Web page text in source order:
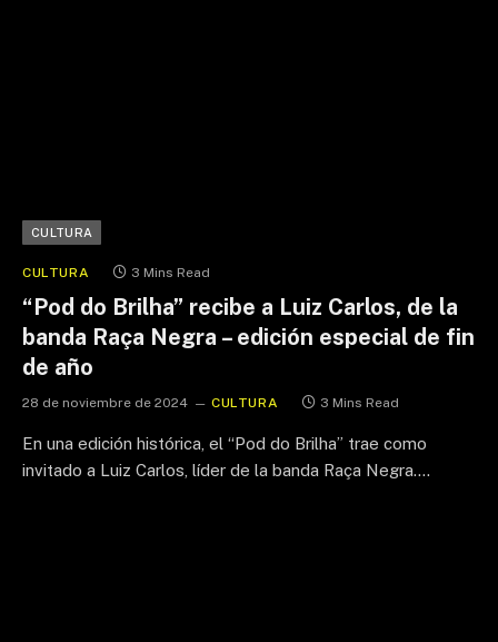
CULTURA
CULTURA 3 Mins Read
“Pod do Brilha” recibe a Luiz Carlos, de la
banda Raça Negra – edición especial de fin
de año
28 de noviembre de 2024 CULTURA 3 Mins Read
En una edición histórica, el “Pod do Brilha” trae como
invitado a Luiz Carlos, líder de la banda Raça Negra.…